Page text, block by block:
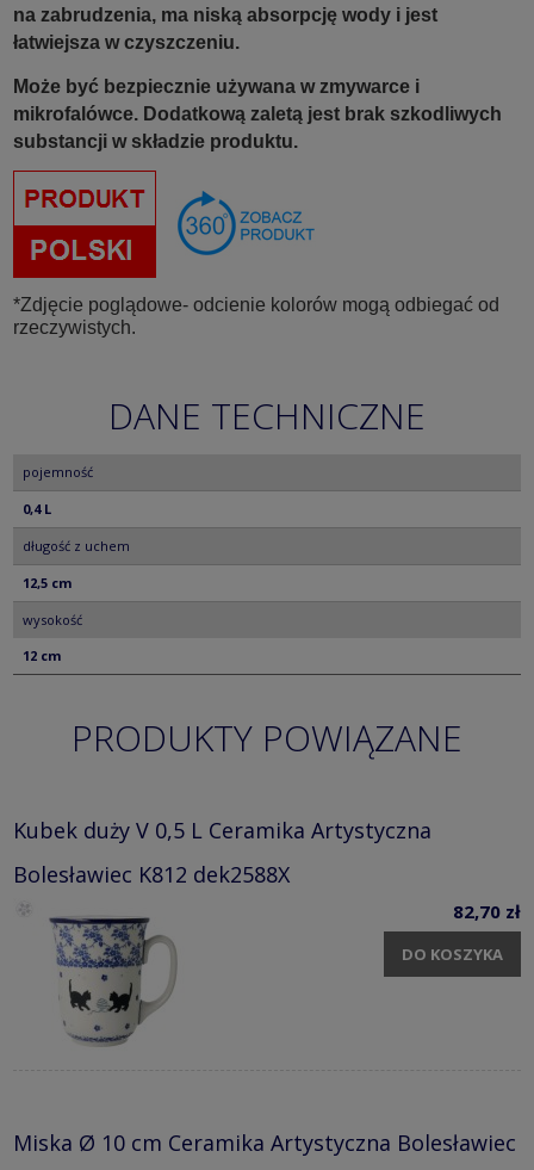
na zabrudzenia, ma niską absorpcję wody i jest
łatwiejsza w czyszczeniu.
Może być bezpiecznie używana w zmywarce i
mikrofalówce. Dodatkową zaletą jest brak szkodliwych
substancji w składzie produktu.
*Zdjęcie poglądowe- odcienie kolorów mogą odbiegać od
rzeczywistych.
DANE TECHNICZNE
pojemność
0,4 L
długość z uchem
12,5 cm
wysokość
12 cm
PRODUKTY POWIĄZANE
Kubek duży V 0,5 L Ceramika Artystyczna
Bolesławiec K812 dek2588X
82,70 zł
DO KOSZYKA
Miska Ø 10 cm Ceramika Artystyczna Bolesławiec